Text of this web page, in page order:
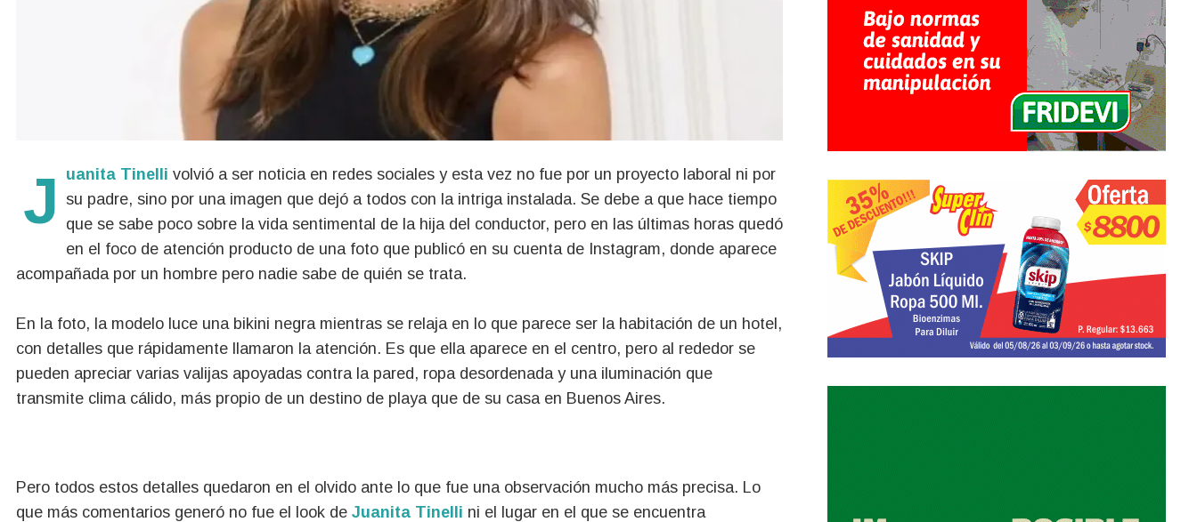
Juanita Tinelli volvió a ser noticia en redes sociales y esta vez no fue por un proyecto laboral ni por
su padre, sino por una imagen que dejó a todos con la intriga instalada. Se debe a que hace tiempo
que se sabe poco sobre la vida sentimental de la hija del conductor, pero en las últimas horas quedó
en el foco de atención producto de una foto que publicó en su cuenta de Instagram, donde aparece
acompañada por un hombre pero nadie sabe de quién se trata.
En la foto, la modelo luce una bikini negra mientras se relaja en lo que parece ser la habitación de un hotel,
con detalles que rápidamente llamaron la atención. Es que ella aparece en el centro, pero al rededor se
pueden apreciar varias valijas apoyadas contra la pared, ropa desordenada y una iluminación que
transmite clima cálido, más propio de un destino de playa que de su casa en Buenos Aires.
Pero todos estos detalles quedaron en el olvido ante lo que fue una observación mucho más precisa. Lo
que más comentarios generó no fue el look de Juanita Tinelli ni el lugar en el que se encuentra